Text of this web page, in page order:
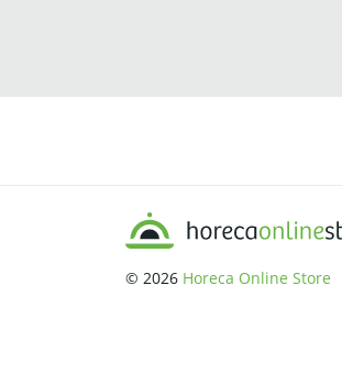
© 2026 Horeca Online Store